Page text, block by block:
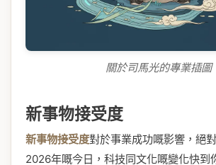
關於司馬光的專業插圖
新事物接受度
新事物接受度對於事業成功嘅影響，絕
2026年嘅今日，科技同文化嘅變化快到